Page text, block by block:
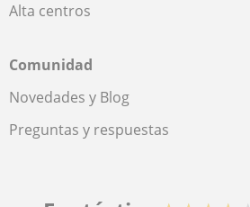
Alta centros
Comunidad
Novedades y Blog
Preguntas y respuestas